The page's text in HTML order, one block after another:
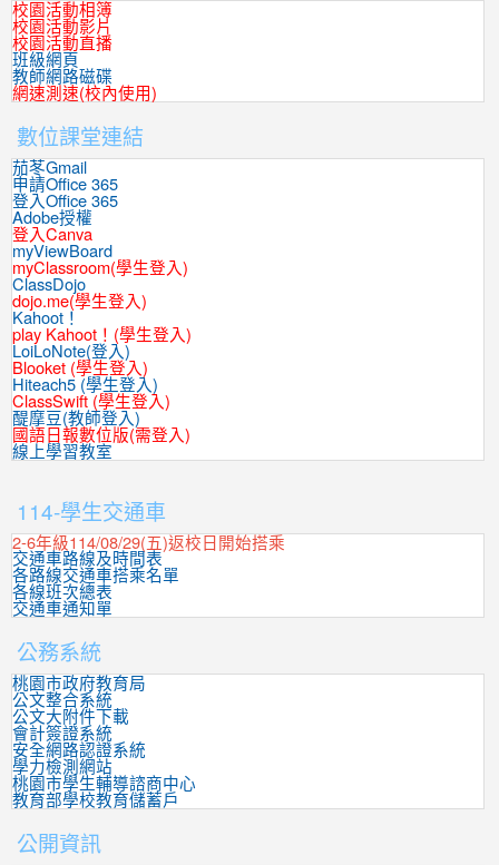
校園活動相簿
校園活動影片
校園活動直播
班級網頁
教師網路磁碟
網速測速(校內使用)
數位課堂連結
茄苳Gmail
申請Office 365
登入Office 365
Adobe授權
登入Canva
myViewBoard
myClassroom(學生登入)
ClassDojo
dojo.me(學生登入)
Kahoot！
play Kahoot！(學生登入)
LoiLoNote(登入)
Blooket (學生登入)
Hiteach5 (學生登入)
ClassSwift (學生登入)
醍摩豆(教師登入)
國語日報數位版(需登入)
線上學習教室
114-學生交通車
2-6年級114/08/29(五)返校日開始搭乘
交通車路線及時間表
各路線交通車搭乘名單
各線班次總表
交通車通知單
公務系統
桃園市政府教育局
公文整合系統
公文大附件下載
會計簽證系統
安全網路認證系統
學力檢測網站
桃園市學生輔導諮商中心
教育部學校教育儲蓄戶
公開資訊